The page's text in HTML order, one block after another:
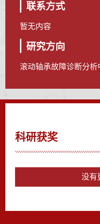
联系方式
暂无内容
研究方向
滚动轴承故障诊断分
科研获奖
没有